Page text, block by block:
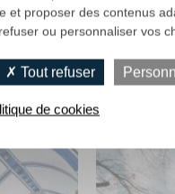
et proposer des contenus
ou personnaliser vos
Tout refuser
de cookies